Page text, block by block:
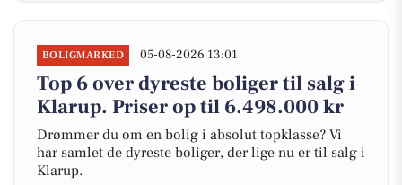
BOLIGMARKED 05-08-2026 13:01
Top 6 over dyreste boliger til salg i
Klarup. Priser op til 6.498.000 kr
Drømmer du om en bolig i absolut topklasse? Vi
har samlet de dyreste boliger, der lige nu er til salg i
Klarup.